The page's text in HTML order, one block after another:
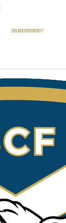
2014201520162017